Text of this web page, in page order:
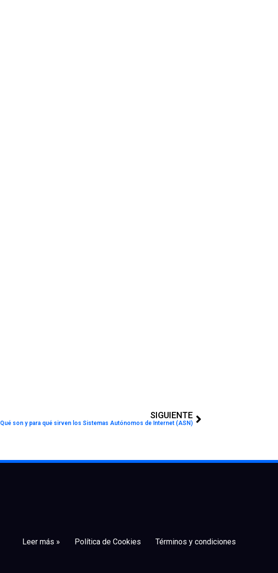
SIGUIENTE
Qué son y para qué sirven los Sistemas Autónomos de Internet (ASN)
Leer más » Política de Cookies Términos y condiciones